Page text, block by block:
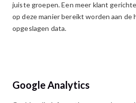
einde
begin
juiste groepen. Een meer klant
op deze manier bereikt worden aan de
opgeslagen data.
Google Analytics